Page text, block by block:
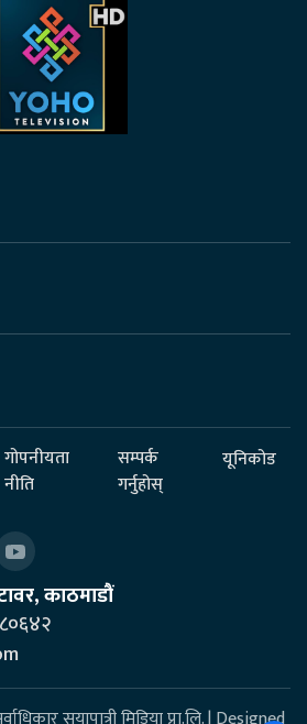
गोपनीयता
नीति
सम्पर्क
गर्नुहोस्
यूनिकोड
काठमाडौं